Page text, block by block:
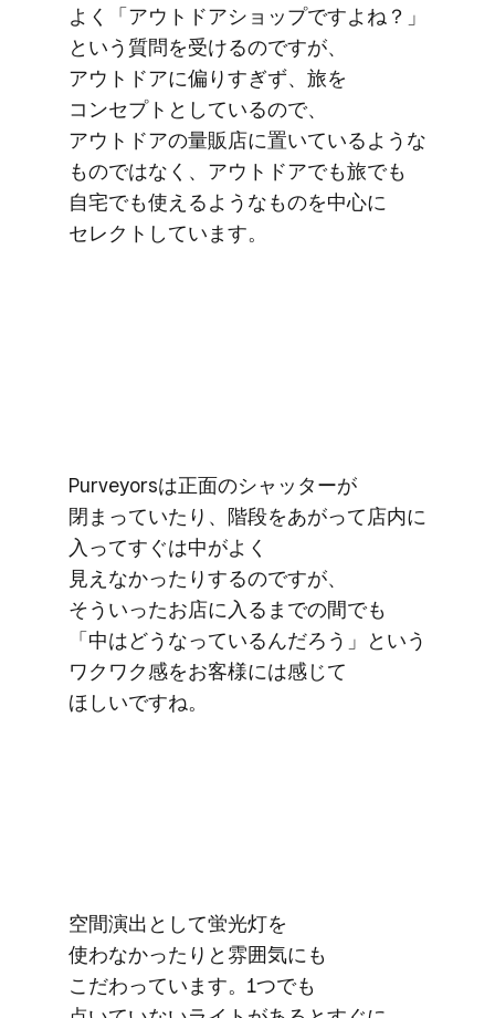
よく​「アウトドアショップですよね？」
と​いう​質問を​受けるのですが、​
アウトドアに​偏りすぎず、​旅を​
コンセプトと​しているので、​
アウトドアの​量販店に​置いているような​
ものではなく、​アウトドアでも​旅でも​
自宅でも​使えるような​ものを​中心に​
セレクトしています。
Purveyorsは​正面の​シャッターが​
閉まっていたり、​階段を​あがって​店内に​
入って​すぐは​中が​よく​
見えなかったりするのですが、​
そういった​お店に​入るまでの​間でも​
「中は​どうなっているんだろう」と​いう​
ワクワク感を​お客様には​感じて​
ほしいですね。
空間演出と​して​蛍光灯を​
使わなかったりと​雰囲気にも​
こだわっています。​1つでも​